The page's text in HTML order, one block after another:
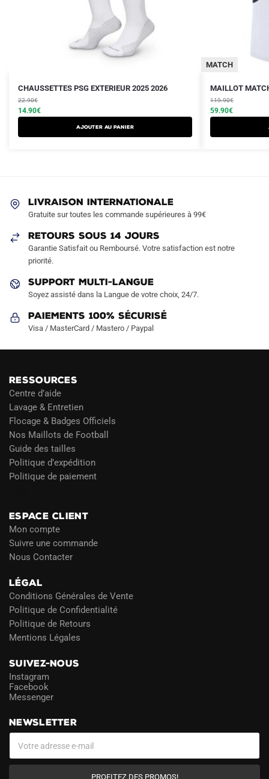
CHAUSSETTES PSG EXTERIEUR 2025 2026
22.90€
Le
prix
initial
était :
14.90€
Le
prix
actuel
est :
Ajouter au panier
MATCH
MAILLOT
119.90€
Le
prix
initial
était :
59.90€
Le
prix
actuel
est :
Ce
produit
a
la
LIVRAISON INTERNATIONALE
Gratuite sur toutes les commande supérieures à 99€
RETOURS SOUS 14 JOURS
Garantie Satisfait ou Remboursé. Votre satisfaction est notre
priorité.
SUPPORT MULTI-LANGUE
Soyez assisté dans la Langue de votre choix, 24/7.
Paiements 100% Sécurisé
Visa / MasterCard / Mastero / Paypal
RESSOURCES
Centre d’aide
Lavage & Entretien
Flocage & Badges Officiels
Nos Maillots de Football
Guide des tailles
Politique d’expédition
Politique de paiement
ESPACE CLIENT
Mon compte
Suivre une commande
Nous Contacter
LÉGAL
Conditions Générales de Vente
Politique de Confidentialité
Politique de Retours
Mentions Légales
SUIVEZ-NOUS
Instagram
Facebook
Messenger
NEWSLETTER
PROFITEZ DES PROMOS!